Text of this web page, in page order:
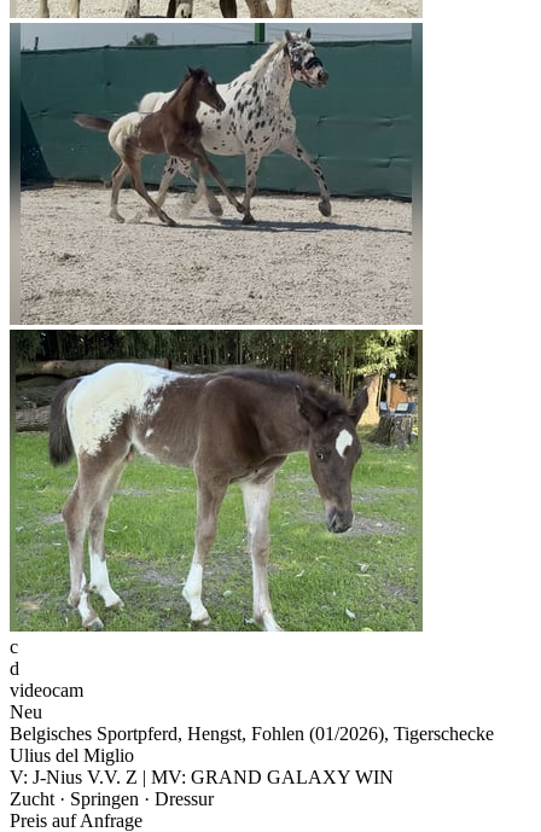
c
d
videocam
Neu
Belgisches Sportpferd, Hengst, Fohlen (01/2026), Tigerschecke
Ulius del Miglio
V: J-Nius V.V. Z | MV: GRAND GALAXY WIN
Zucht · Springen · Dressur
Preis auf Anfrage